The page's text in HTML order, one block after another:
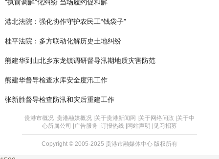
“执前调解”化纠纷 当场履约促和解
港北法院：强化协作守护农民工“钱袋子”
桂平法院：多方联动化解历史土地纠纷
熊建华到山北乡东龙镇调研督导汛期地质灾害防范
熊建华督导检查水库安全度汛工作
张新胜督导检查防汛和灾后重建工作
贵港市概况 | 贵港融媒概况 | 关于贵港新闻网 | 关于网络问政 | 关于中
心所属公司 | 广告服务 | 订报热线 | 网站声明 | 见习招募
Copyright © 2005-2025 贵港市融媒体中心 版权所有